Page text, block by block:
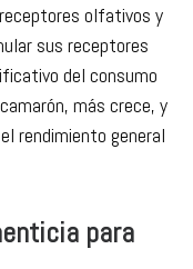
olfativos y
sus receptores
del consumo
más crece, y
rendimiento general
para